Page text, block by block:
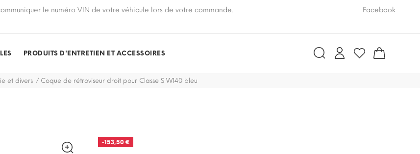
le numéro VIN de votre véhicule lors de votre commande. Pensez à nous communiquer le numéro VIN
Facebook
PRODUITS D'ENTRETIEN ET ACCESSOIRES
et divers Coque de rétroviseur droit pour Classe S W140 bleu
-153,50 €